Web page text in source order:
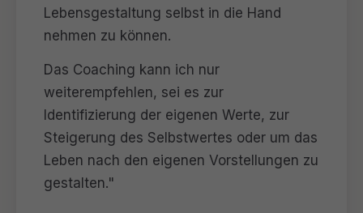
Lebensgestaltung selbst in die Hand
nehmen zu können.
Das Coaching kann ich nur
weiterempfehlen, sei es zur
Identifizierung der eigenen Werte, zur
Steigerung des Selbstwertes oder um das
Leben nach den eigenen Vorstellungen zu
gestalten."